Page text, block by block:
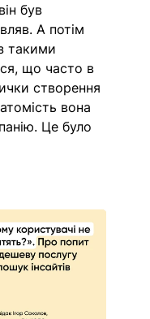
був
А потім
такими
що часто в
створення
вона
Це було